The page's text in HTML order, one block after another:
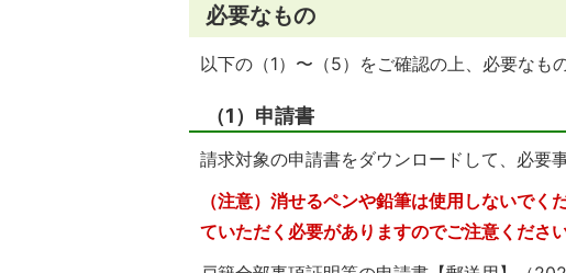
必要なもの
以下の（1）〜（5）をご確認の上、必要なも
（1）申請書
請求対象の申請書をダウンロードして、必要
（注意）消せるペンや鉛筆は使用しないで
ていただく必要がありますのでご注意ください